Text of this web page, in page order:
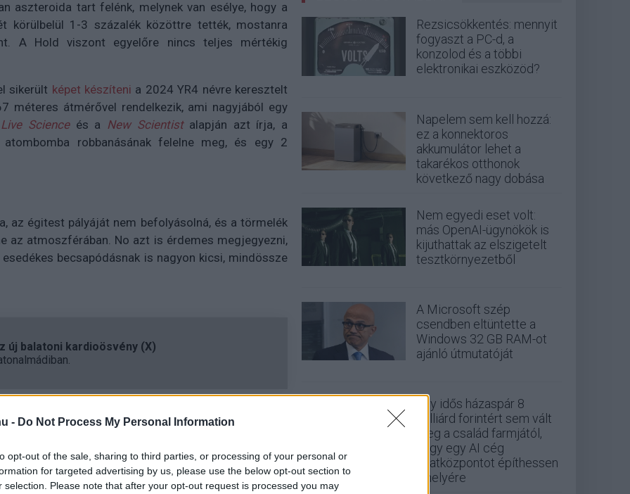
- Do Not Process My Personal Information
opt-out of the sale, sharing to third parties, or processing of your personal or
for targeted advertising by us, please use the below opt-out section to
selection. Please note that after your opt-out request is processed you may
aszteroida tart felénk, melynek van esélye, hogy a
körülbelül 1-3 százalék közöttre tették, mostanra
A Hold viszont egyelőre nincs teljes mértékig
sikerült képet készíteni a 2024 YR4 névre keresztelt
méteres átmérővel rendelkezik, ami nagyjából egy
Live Scienceés a New Scientistalapján azt írja, a
robbanásának felelne meg, és egy 2
az égitest pályáját nem befolyásolná, és a törmelék
az atmoszférában. No azt is érdemes megjegyezni,
becsapódásnak is nagyon kicsi, mindössze
új balatoni kardioösvény (X)
Rezsicsökkentés: mennyit
fogyaszt a PC-d, a
konzolod és a többi
elektronikai eszközöd?
Napelem sem kell hozzá:
ez a konnektoros
akkumulátor lehet a
takarékos otthonok
következő nagy dobása
Nem egyedi eset volt:
más OpenAI-ügynökök is
kijuthattak az elszigetelt
tesztkörnyezetből
A Microsoft szép
csendben eltüntette a
Windows 32 GB RAM-ot
ajánló útmutatóját
Egy idős házaspár 8
milliárd forintért sem vált
meg a család farmjától,
hogy egy AI cég
adatközpontot építhessen
a helyére